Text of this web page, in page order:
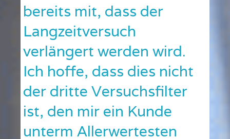
bereits mit, dass der
Langzeitversuch
verlängert werden wird.
Ich hoffe, dass dies nicht
der dritte Versuchsfilter
ist, den mir ein Kunde
unterm Allerwertesten